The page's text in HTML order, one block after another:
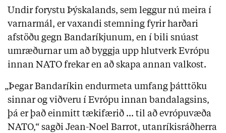
Undir forystu Þýskalands, sem leggur nú meira í
varnarmál, er vaxandi stemning fyrir harðari
afstöðu gegn Bandaríkjunum, en í bili snúast
umræðurnar um að byggja upp hlutverk Evrópu
innan NATO frekar en að skapa annan valkost.
„Þegar Bandaríkin endurmeta umfang þátttöku
sinnar og viðveru í Evrópu innan bandalagsins,
þá er það einmitt tækifærið ... til að evrópuvæða
NATO,“ sagði Jean-Noel Barrot, utanríkisráðherra